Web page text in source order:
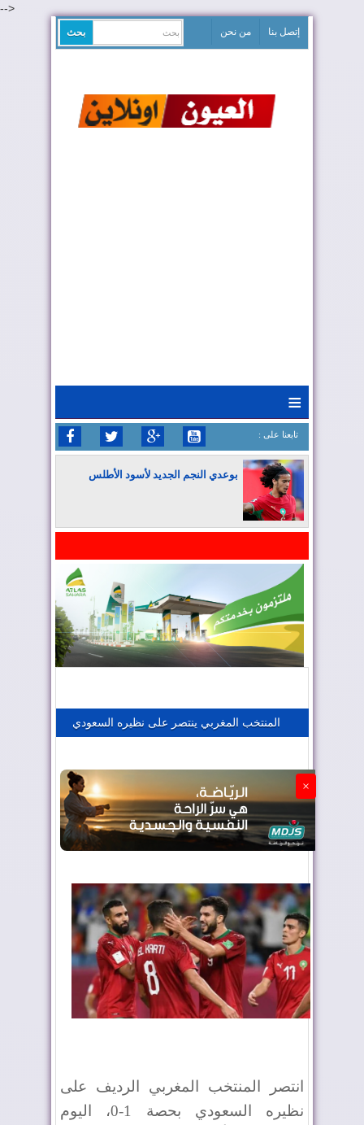
-->
إتصل بنا من نحن
≡
: تابعنا على
بوعدي النجم الجديد لأسود الأطلس
المغرب يعزز موقعه في صناعة الطيران
المنتخب المغربي ينتصر على نظيره السعودي
×
انتصر المنتخب المغربي الرديف على
نظيره السعودي بحصة 1-0، اليوم